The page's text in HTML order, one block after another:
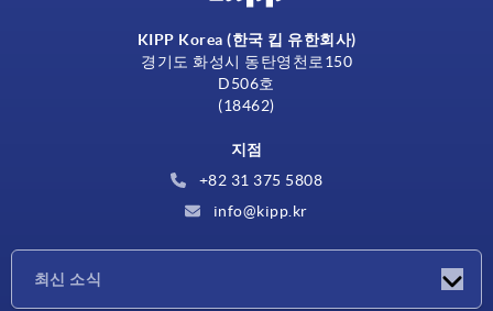
KIPP Korea (한국 킵 유한회사)
경기도 화성시 동탄영천로150
D506호
(18462)
지점
+82 31 375 5808
info@kipp.kr
최신 소식